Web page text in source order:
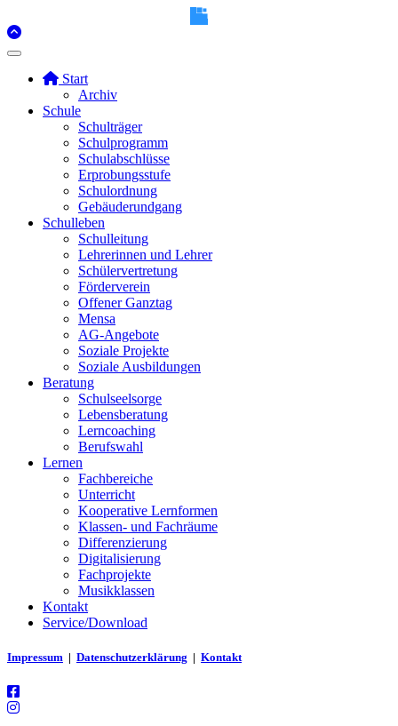
Start
Archiv
Schule
Schulträger
Schulprogramm
Schulabschlüsse
Erprobungsstufe
Schulordnung
Gebäuderundgang
Schulleben
Schulleitung
Lehrerinnen und Lehrer
Schülervertretung
Förderverein
Offener Ganztag
Mensa
AG-Angebote
Soziale Projekte
Soziale Ausbildungen
Beratung
Schulseelsorge
Lebensberatung
Lerncoaching
Berufswahl
Lernen
Fachbereiche
Unterricht
Kooperative Lernformen
Klassen- und Fachräume
Differenzierung
Digitalisierung
Fachprojekte
Musikklassen
Kontakt
Service/Download
Impressum | Datenschutzerklärung | Kontakt